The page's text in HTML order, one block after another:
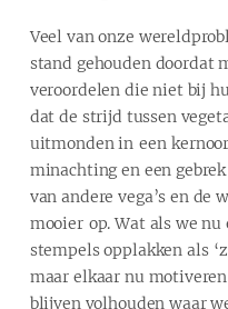
Veel van onze
stand gehouden doordat
veroordelen die niet bij
dat de strijd tussen
uitmonden in een
minachting en een
van andere vega’s en de
mooier op. Wat als we
stempels opplakken als
maar elkaar nu
blijven volhouden waar